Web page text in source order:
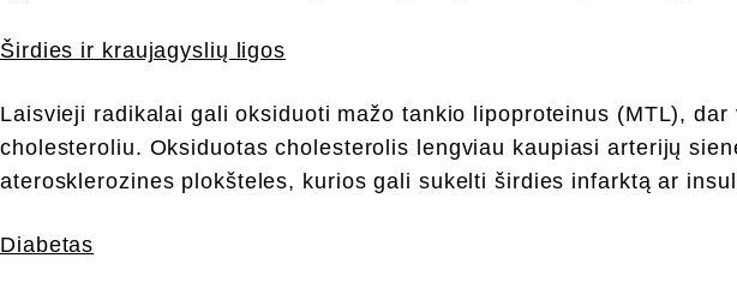
Širdies ir kraujagyslių ligos
Laisvieji radikalai gali oksiduoti mažo tankio lipoproteinus (MTL), dar
cholesteroliu. Oksiduotas cholesterolis lengviau kaupiasi arterijų
aterosklerozines plokšteles, kurios gali sukelti širdies infarktą ar
Diabetas